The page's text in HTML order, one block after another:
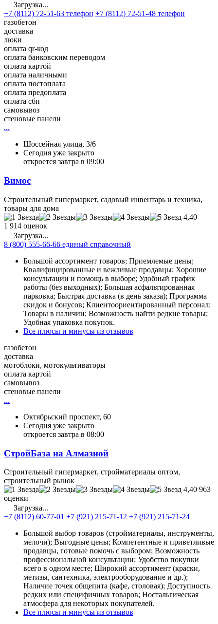
Загрузка...
+7 (8112) 72-51-63 телефон +7 (8112) 72-51-48 телефон
газобетон
доставка
люки
оплата qr-код
оплата банковским переводом
оплата картой
оплата наличными
оплата постоплата
оплата предоплата
оплата сбп
самовывоз
стеновые панели
...
Шоссейная улица, 3/6
Сегодня уже закрыто
откроется завтра в 09:00
Вимос
Строительный гипермаркет, садовый инвентарь и техника,
товары для дома
4,40
1 914 оценок
Загрузка...
8 (800) 555-66-66 единый справочный
Большой ассортимент товаров; Приемлемые цены;
Квалифицированные и вежливые продавцы; Хорошие
консультации и помощь в выборе; Удобный график
работы (без выходных); Большая асфальтированная
парковка; Быстрая доставка (в день заказа); Программа
скидок и бонусов; Клиентоориентированный персонал;
Товары в наличии; Возможность найти редкие товары;
Удобная упаковка покупок.
Все плюсы и минусы из отзывов
газобетон
доставка
мотоблоки, мотокультиваторы
оплата картой
самовывоз
стеновые панели
...
Октябрьский проспект, 60
Сегодня уже закрыто
откроется завтра в 08:00
СтройБаза на Алмазной
Строительный гипермаркет, стройматериалы оптом,
строительный рынок
4,40 963
оценки
Загрузка...
+7 (8112) 60-77-01 +7 (921) 215-71-12 +7 (921) 215-71-24
Большой выбор товаров (стройматериалы, инструменты,
мелочи); Выгодные цены; Компетентные и приветливые
продавцы, готовые помочь с выбором; Возможность
профессиональной консультации; Удобство покупки
всего в одном месте; Широкий ассортимент (краски,
метизы, сантехника, электрооборудование и др.);
Наличие точек общепита (кафе, столовая); Доступность
редких или специфичных товаров; Ностальгическая
атмосфера для некоторых покупателей.
Все плюсы и минусы из отзывов